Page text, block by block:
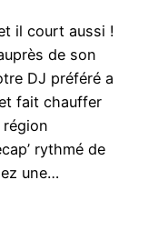
il court aussi !
de son
DJ préféré a
fait chauffer
rythmé de
une…